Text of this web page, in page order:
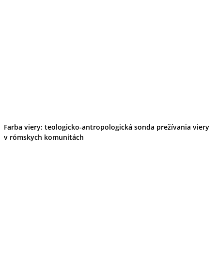
Farba viery: teologicko-antropologická sonda prežívania viery
v rómskych komunitách